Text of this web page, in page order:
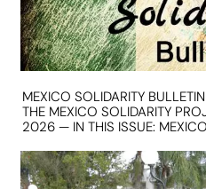
MEXICO SOLIDARITY
THE MEXICO SOLIDARITY
2026 — IN THIS ISSUE: